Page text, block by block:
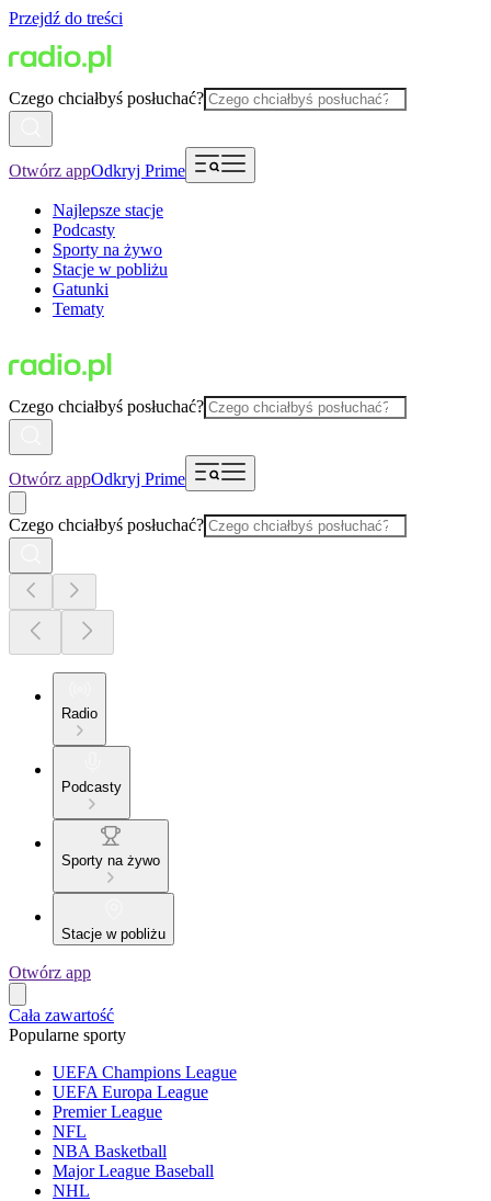
Przejdź do treści
Czego chciałbyś posłuchać?
Otwórz appOdkryj Prime
Najlepsze stacje
Podcasty
Sporty na żywo
Stacje w pobliżu
Gatunki
Tematy
Czego chciałbyś posłuchać?
Otwórz appOdkryj Prime
Czego chciałbyś posłuchać?
Radio
Podcasty
Sporty na żywo
Stacje w pobliżu
Otwórz app
Cała zawartość
Popularne sporty
UEFA Champions League
UEFA Europa League
Premier League
NFL
NBA Basketball
Major League Baseball
NHL